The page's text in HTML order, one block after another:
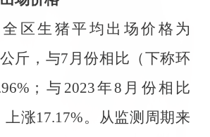
全区生猪平均出场价格为
公斤，与7 月份相比（下称环
；与 2023年8 月份相比
上涨17.17%。从监测周期来